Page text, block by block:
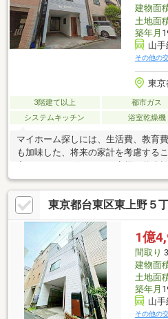
建物面
土地面
築年月
山手
その他の
東京
3階建て以上 都市ガス
システムキッチン
浴室乾燥機
マイホーム探しには、生活費、教育
も加味した、将来の家計を考慮する
ングを実施します。
東京都台東区東上野５
1億
間取り
建物面
土地面
築年月
山手
その他の